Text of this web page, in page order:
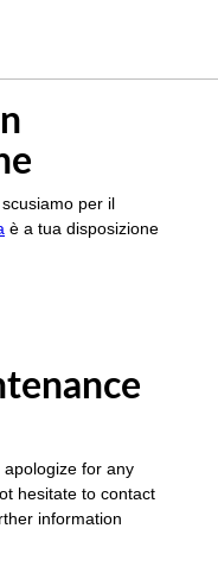
per il
è a tua disposizione
for any
hesitate to contact
information